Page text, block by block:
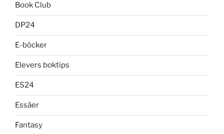
Book Club
DP24
E-böcker
Elevers boktips
ES24
Essäer
Fantasy